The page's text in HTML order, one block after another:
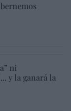
ni
y la ganará la